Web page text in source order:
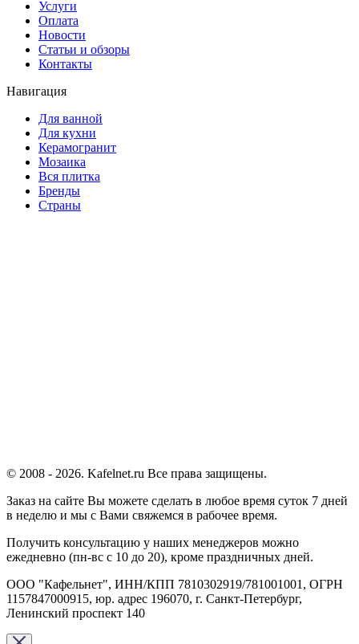
Услуги
Оплата
Новости
Статьи и обзоры
Контакты
Навигация
Для ванной
Для кухни
Керамогранит
Мозаика
Вся плитка
Бренды
Страны
© 2008 - 2026. Kafelnet.ru Все права защищены.
Заказ на сайте Вы можете сделать в любое время суток 7 дней
в неделю и мы с Вами свяжемся в рабочее время.
Получить консультацию у наших менеджеров можно
ежедневно (пн-вс с 10 до 20), кроме праздничных дней.
ООО "Кафельнет", ИНН/КПП 7810302919/781001001, ОГРН
1157847000915, юр. адрес 196070, г. Санкт-Петербург,
Ленинский проспект 140